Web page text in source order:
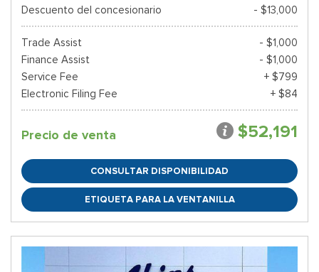
Descuento del concesionario
- $13,000
Trade Assist
- $1,000
Finance Assist
- $1,000
Service Fee
+ $799
Electronic Filing Fee
+ $84
Precio de venta $52,191
CONSULTAR DISPONIBILIDAD
ETIQUETA PARA LA VENTANILLA